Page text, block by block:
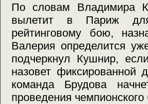
По словам Владимира
вылетит в Париж для
рейтинговому бою,
Валерия определится
подчеркнул Кушнир,
назовет
команда Брудова
проведения